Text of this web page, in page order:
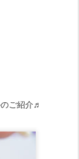
ご紹介♬